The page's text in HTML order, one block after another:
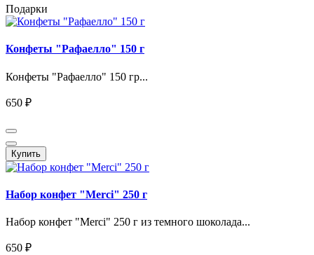
Подарки
Конфеты "Рафаелло" 150 г
Конфеты "Рафаелло" 150 гр...
650 ₽
Купить
Набор конфет "Merci" 250 г
Набор конфет "Merci" 250 г из темного шоколада...
650 ₽